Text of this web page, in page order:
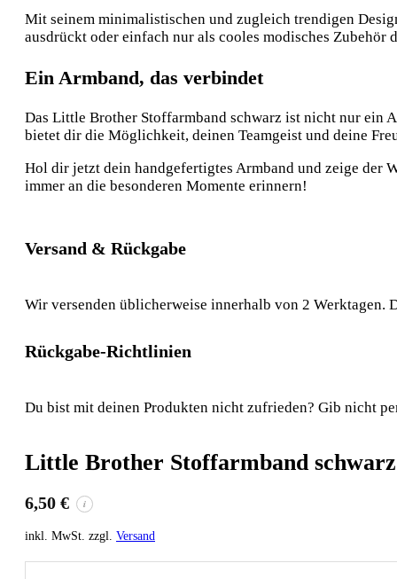
Mit seinem minimalistischen und zugleich trendigen
ausdrückt oder einfach nur als cooles modisches
Ein Armband, das verbindet
Das Little Brother Stoffarmband schwarz ist nicht nur ein
bietet dir die Möglichkeit, deinen Teamgeist und deine
Hol dir jetzt dein handgefertigtes Armband und zeige der
immer an die besonderen Momente erinnern!
Versand & Rückgabe
Wir versenden üblicherweise innerhalb von 2 Werktagen.
Rückgabe-Richtlinien
Du bist mit deinen Produkten nicht zufrieden? Gib nicht
Little Brother Stoffarmband schwarz
6,50 € i
inkl. MwSt. zzgl. Versand